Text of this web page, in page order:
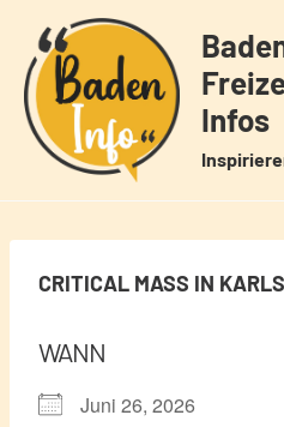
Inhalt
springen
Infos
CRITICAL MASS IN
WANN
Juni 26, 2026